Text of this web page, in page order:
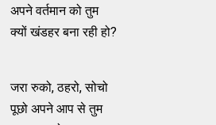
अपने वर्तमान को तुम
क्यों खंडहर बना रही हो?
जरा रुको, ठहरो, सोचो
पूछो अपने आप से तुम